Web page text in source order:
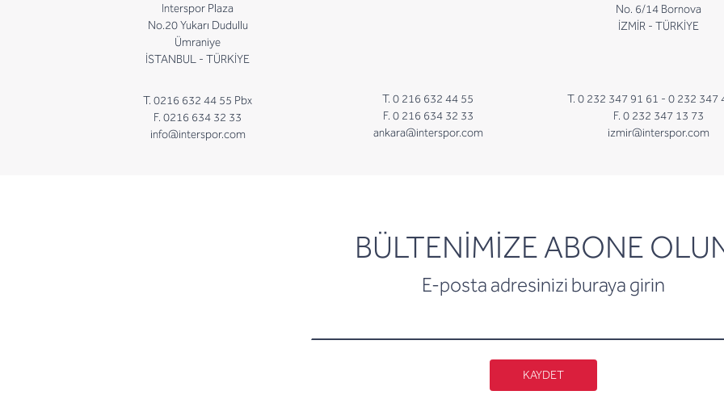
Interspor Plaza
No.20 Yukarı Dudullu
Ümraniye
İSTANBUL - TÜRKİYE
T. 0216 632 44 55 Pbx
F. 0216 634 32 33
info@interspor.com
T. 0 216 632 44 55
F. 0 216 634 32 33
ankara@interspor.com
No. 6/14 Bornova
İZMİR - TÜRKİYE
T. 0 232 347 91 61 - 0 232 347
F. 0 232 347 13 73
izmir@interspor.com
BÜLTENİMİZE ABONE
E-posta adresinizi buraya girin
newsletter
KAYDET